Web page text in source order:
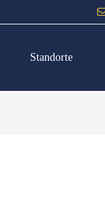
Standorte